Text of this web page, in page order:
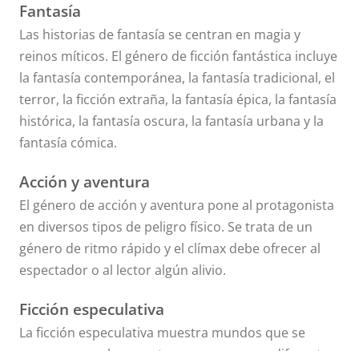
Fantasía
Las historias de fantasía se centran en magia y
reinos míticos. El género de ficción fantástica incluye
la fantasía contemporánea, la fantasía tradicional, el
terror, la ficción extraña, la fantasía épica, la fantasía
histórica, la fantasía oscura, la fantasía urbana y la
fantasía cómica.
Acción y aventura
El género de acción y aventura pone al protagonista
en diversos tipos de peligro físico. Se trata de un
género de ritmo rápido y el clímax debe ofrecer al
espectador o al lector algún alivio.
Ficción especulativa
La ficción especulativa muestra mundos que se